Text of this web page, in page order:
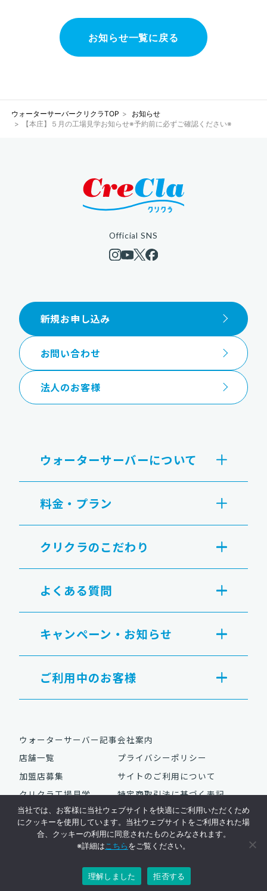
お知らせ一覧に戻る
ウォーターサーバークリクラTOP
お知らせ
【本庄】５月の工場見学お知らせ※予約前に必ずご確認ください※
Official SNS
新規お申し込み
お問い合わせ
法人のお客様
ウォーターサーバーについて
料金・プラン
クリクラのこだわり
よくある質問
キャンペーン・お知らせ
ご利用中のお客様
ウォーターサーバー記事
店舗一覧
加盟店募集
クリクラ工場見学
会社案内
プライバシーポリシー
サイトのご利用について
特定商取引法に基づく表記
Copyright © NAC Co., Ltd. All Rights Reserved.
ウォーターサーバーはクリクラ
当社では、お客様に当社ウェブサイトを快適にご利用いただくため
にクッキーを使用しています。当社ウェブサイトをご利用された場
合、クッキーの利用に同意されたものとみなされます。
※詳細は こちらをご覧ください。
理解しました 拒否する